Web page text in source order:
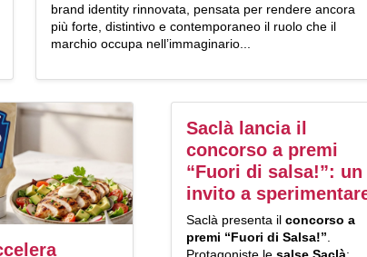
brand identity rinnovata, pensata per rendere ancora
più forte, distintivo e contemporaneo il ruolo che il
marchio occupa nell’immaginario...
Saclà lancia il
concorso a premi
“Fuori di salsa!”: un
invito a
Saclà presenta il concorso a
premi “Fuori di Salsa!”
Protagoniste le salse Saclà: